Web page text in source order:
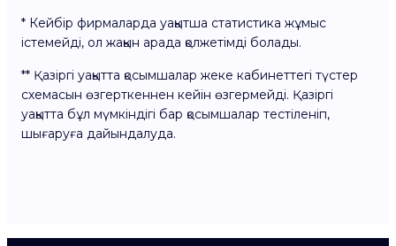
* Кейбір фирмаларда уақытша статистика жұмыс
істемейді, ол жақын арада қолжетімді болады.
** Қазіргі уақытта қосымшалар жеке кабинеттегі түстер
схемасын өзгерткеннен кейін өзгермейді. Қазіргі
уақытта бұл мүмкіндігі бар қосымшалар тестіленіп,
шығаруға дайындалуда.